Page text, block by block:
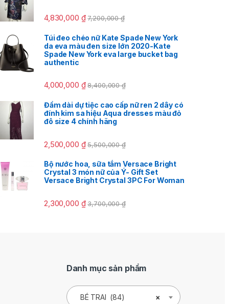
4,830,000 ₫ 7,200,000₫
Túi đeo chéo nữ Kate Spade New York
da eva màu đen size lớn 2020-Kate
Spade New York eva large bucket bag
authentic
4,000,000 ₫ 8,400,000₫
Đầm dài dự tiệc cao cấp nữ ren 2 dây có
đính kim sa hiệu Aqua dresses màu đỏ
đô size 4 chính hãng
2,500,000 ₫ 5,500,000₫
Bộ nước hoa, sữa tắm Versace Bright
Crystal 3 món nữ của Ý- Gift Set
Versace Bright Crystal 3PC For Woman
2,300,000 ₫ 3,700,000₫
Danh mục sản phẩm
×
BÉ TRAI (84)